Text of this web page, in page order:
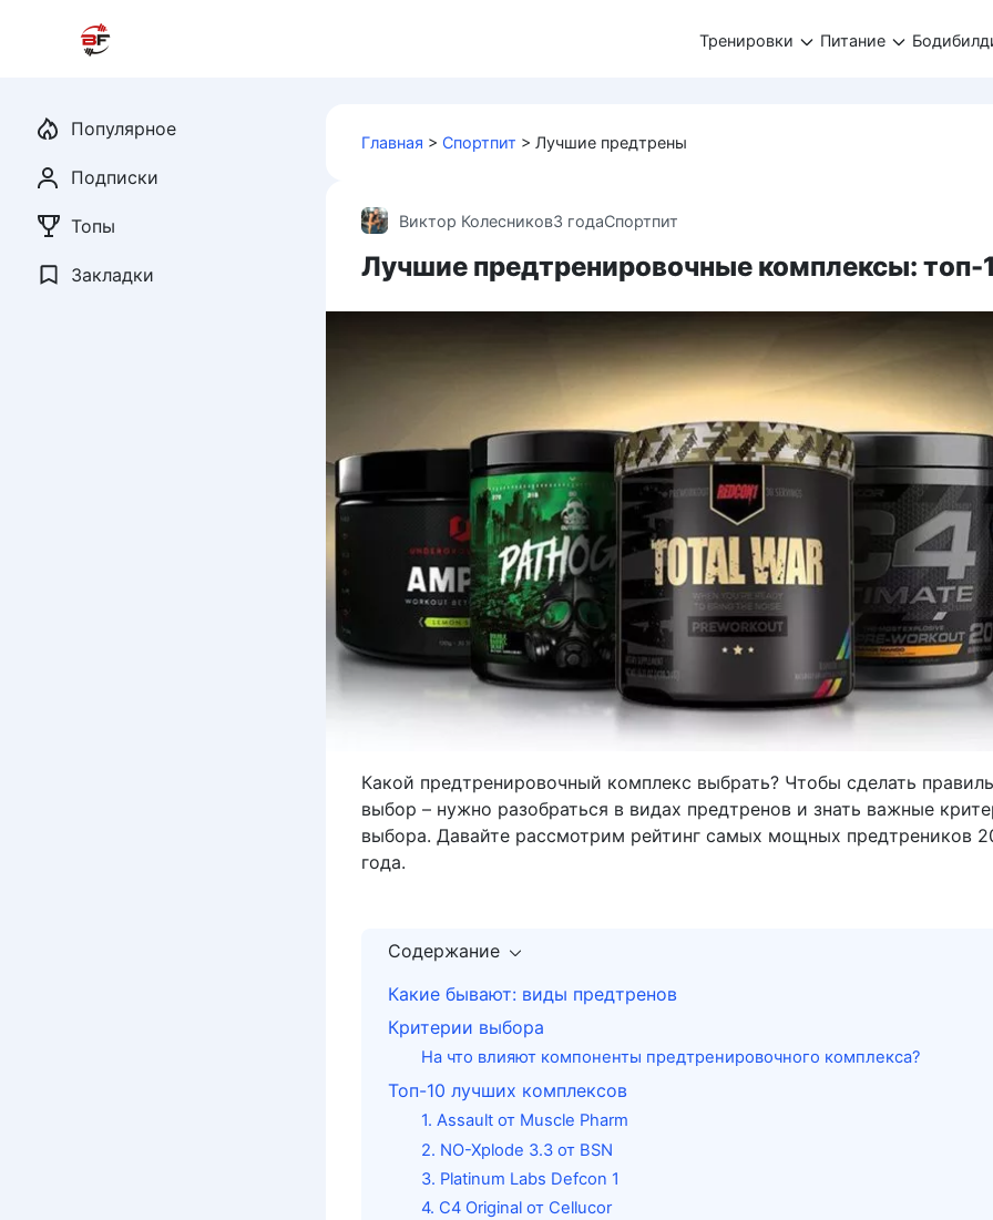
Тренировки Питание
Главная > Спортпит > Лучшие предтрены
Виктор Колесников3 годаСпортпит
Лучшие предтренировочные комплексы: топ-
Какой предтренировочный комплекс выбрать? Чтобы сделать
выбор – нужно разобраться в видах предтренов и знать важные
выбора. Давайте рассмотрим рейтинг самых мощных предтреников
года.
Содержание
Какие бывают: виды предтренов
Критерии выбора
На что влияют компоненты предтренировочного комплекса?
Топ-10 лучших комплексов
1. Assault от Muscle Pharm
2. NO-Xplode 3.3 от BSN
3. Platinum Labs Defcon 1
4. C4 Original от Cellucor
Популярное
Подписки
Топы
Закладки